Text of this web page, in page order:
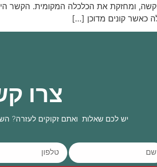
ומחזקת את הכלכלה המקומית. הקשר
כאשר קונים מדוכן […]
צרו
יש לכם שאלות ואתם זקוקים לעזרה?